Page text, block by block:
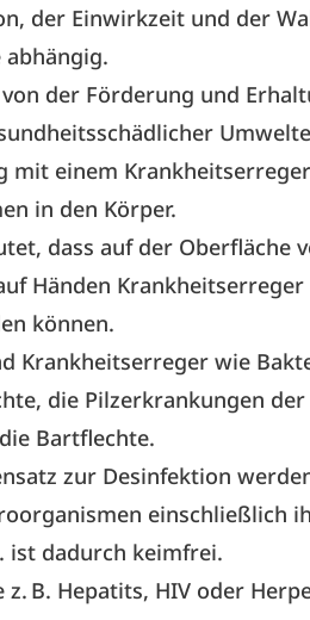
der Einwirkzeit und der
der Förderung und
mit einem
in den Körper.
dass auf der Oberfläche
Händen
können.
Krankheitserreger wie
die Pilzerkrankungen
Bartflechte.
zur Desinfektion
einschließlich
ist dadurch keimfrei.
z. B. Hepatits, HIV oder